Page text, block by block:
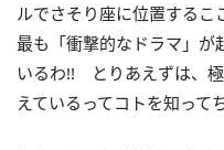
ルでさそり座に位置するこ
最も「衝撃的なドラマ」が
いるわ!! とりあえずは、
えているってコトを知って